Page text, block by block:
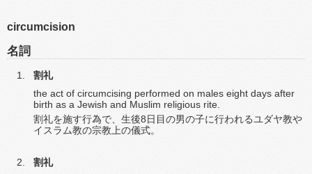
circumcision
名詞
割礼
the act of circumcising performed on males eight days after
birth as a Jewish and Muslim religious rite.
割礼を施す行為で、生後8日目の男の子に行われるユダヤ教や
イスラム教の宗教上の儀式。
割礼